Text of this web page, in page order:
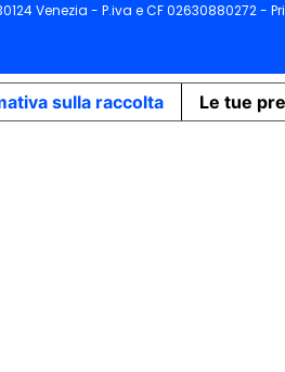
Venezia - P.iva e CF 02630880272 -
sulla raccolta Le tue